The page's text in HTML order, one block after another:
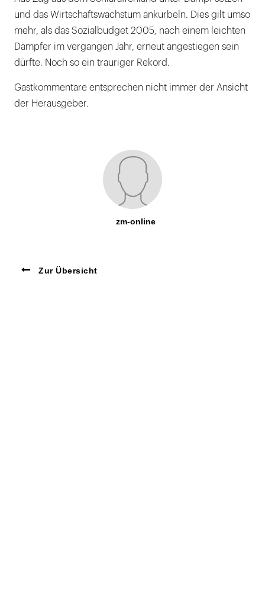
und das Wirtschaftswachstum ankurbeln. Dies gilt umso
mehr, als das Sozialbudget 2005, nach einem leichten
Dämpfer im vergangen Jahr, erneut angestiegen sein
dürfte. Noch so ein trauriger Rekord.
Gastkommentare entsprechen nicht immer der Ansicht
der Herausgeber.
zm-online
Zur Übersicht